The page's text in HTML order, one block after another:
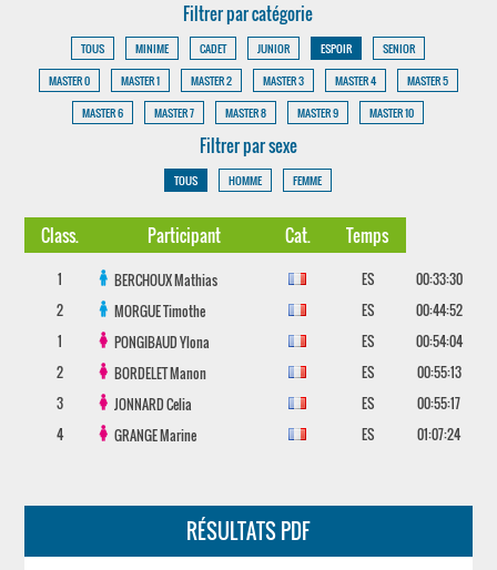
Filtrer par catégorie
TOUS MINIME CADET JUNIOR ESPOIR
SENIOR
MASTER 0
MASTER 1 MASTER 2 MASTER 3 MASTER 4
MASTER 5
MASTER 6
MASTER 7 MASTER 8 MASTER 9 MASTER 10
Filtrer par sexe
TOUS HOMME FEMME
Class. Participant Cat. Temps
1 BERCHOUXMathias ES
00:33:30
2
MORGUETimothe ES
00:44:52
1
PONGIBAUDYlona ES
00:54:04
2
BORDELETManon ES
00:55:13
3
JONNARDCelia ES
00:55:17
4
GRANGEMarine ES 01:07:24
RÉSULTATS PDF